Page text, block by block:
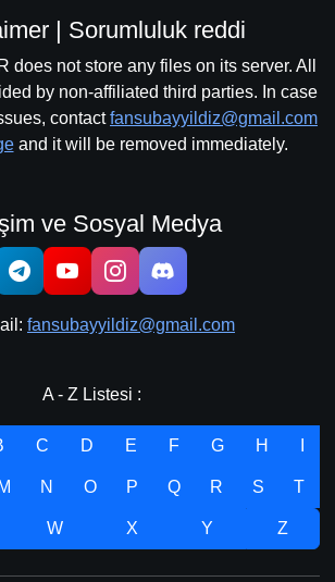
| Sorumluluk reddi
does not store any files on its server. All
by non-affiliated third parties. In case
contactfansubayyildiz@gmail.com
and it will be removed immediately.
ve Sosyal Medya
fansubayyildiz@gmail.com
A - Z Listesi :
C D E F G H
M N O P Q R S T
W X Y Z